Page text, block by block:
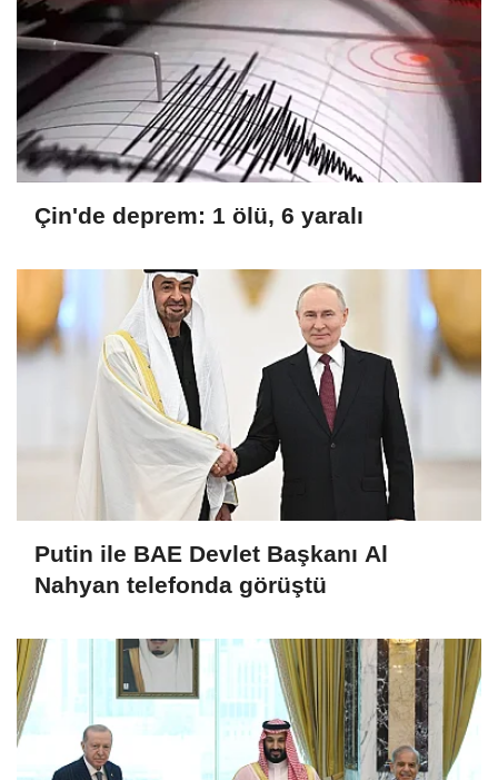
Çin'de deprem: 1 ölü, 6 yaralı
Putin ile BAE Devlet Başkanı Al
Nahyan telefonda görüştü